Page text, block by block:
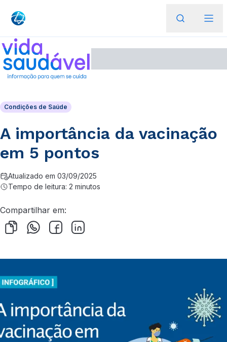
Condições de Saúde
A importância da vacinação
em 5 pontos
Atualizado em 03/09/2025
Tempo de leitura: 2 minutos
Compartilhar em: